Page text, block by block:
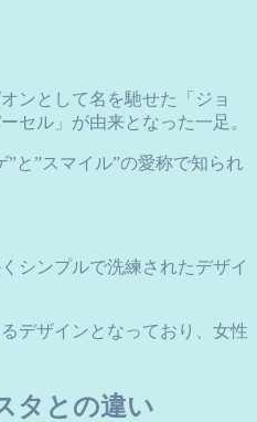
ンとして名を馳せた「ジョ
セル」が由来となった一足。
”と”スマイル”の愛称で知られ
シンプルで洗練されたデザイ
デザインとなっており、女性
タとの違い